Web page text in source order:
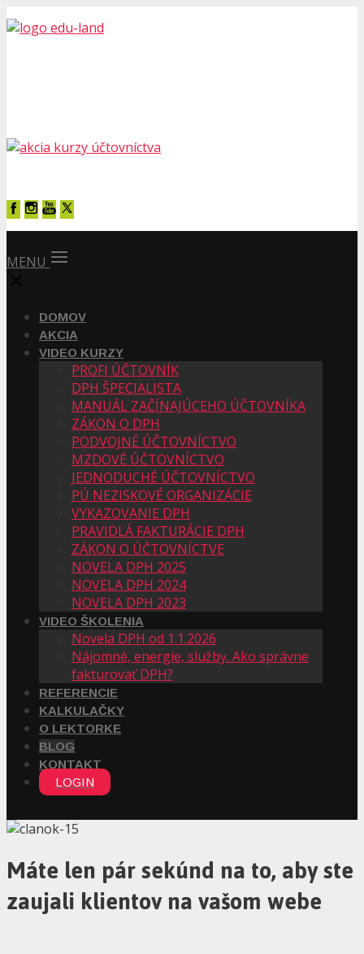
MENU
DOMOV
AKCIA
VIDEO KURZY
PROFI ÚČTOVNÍK
DPH ŠPECIALISTA
MANUÁL ZAČÍNAJÚCEHO ÚČTOVNÍKA
ZÁKON O DPH
PODVOJNÉ ÚČTOVNÍCTVO
MZDOVÉ ÚČTOVNÍCTVO
JEDNODUCHÉ ÚČTOVNÍCTVO
PÚ NEZISKOVÉ ORGANIZÁCIE
VYKAZOVANIE DPH
PRAVIDLÁ FAKTURÁCIE DPH
ZÁKON O ÚČTOVNÍCTVE
NOVELA DPH 2025
NOVELA DPH 2024
NOVELA DPH 2023
VIDEO ŠKOLENIA
Novela DPH od 1.1.2026
Nájomné, energie, služby. Ako správne
fakturovať DPH?
REFERENCIE
KALKULAČKY
O LEKTORKE
BLOG
KONTAKT
LOGIN
Máte len pár sekúnd na to, aby ste
zaujali klientov na vašom webe